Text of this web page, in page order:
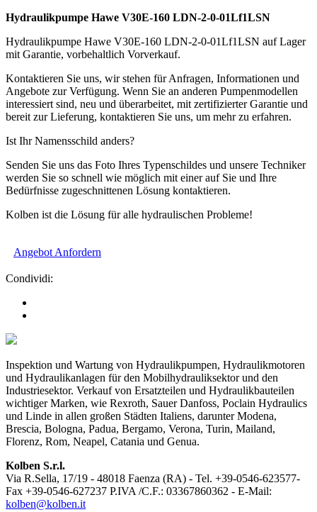
Hydraulikpumpe Hawe V30E-160 LDN-2-0-01Lf1LSN
Hydraulikpumpe Hawe V30E-160 LDN-2-0-01Lf1LSN auf Lager
mit Garantie, vorbehaltlich Vorverkauf.
Kontaktieren Sie uns, wir stehen für Anfragen, Informationen und
Angebote zur Verfügung. Wenn Sie an anderen Pumpenmodellen
interessiert sind, neu und überarbeitet, mit zertifizierter Garantie und
bereit zur Lieferung, kontaktieren Sie uns, um mehr zu erfahren.
Ist Ihr Namensschild anders?
Senden Sie uns das Foto Ihres Typenschildes und unsere Techniker
werden Sie so schnell wie möglich mit einer auf Sie und Ihre
Bedürfnisse zugeschnittenen Lösung kontaktieren.
Kolben ist die Lösung für alle hydraulischen Probleme!
Angebot Anfordern
Condividi:
Inspektion und Wartung von Hydraulikpumpen, Hydraulikmotoren
und Hydraulikanlagen für den Mobilhydrauliksektor und den
Industriesektor. Verkauf von Ersatzteilen und Hydraulikbauteilen
wichtiger Marken, wie Rexroth, Sauer Danfoss, Poclain Hydraulics
und Linde in allen großen Städten Italiens, darunter Modena,
Brescia, Bologna, Padua, Bergamo, Verona, Turin, Mailand,
Florenz, Rom, Neapel, Catania und Genua.
Kolben S.r.l.
Via R.Sella, 17/19 - 48018 Faenza (RA) - Tel. +39-0546-623577-
Fax +39-0546-627237 P.IVA /C.F.: 03367860362 - E-Mail:
kolben@kolben.it